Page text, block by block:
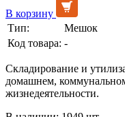
В корзину
Тип:
Мешок
Код товара: -
Складирование и
домашнем,
жизнедеятельности.